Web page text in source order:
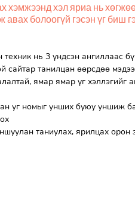
хэл яриа нь
болоогүй гэсэн үг биш
нь 3 үндсэн ангиллаас
сайтар танилцан өөрсдөө
ямар ямар үг хэллэгийг
уг номыг унших буюу уншиж
таниулах, ярилцах орон